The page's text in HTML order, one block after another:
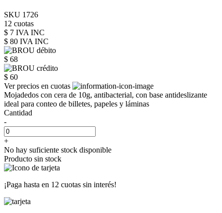
SKU 1726
12 cuotas
$ 7 IVA INC
$ 80 IVA INC
$ 68
$ 60
Ver precios en cuotas
Mojadedos con cera de 10g, antibacterial, con base antideslizante
ideal para conteo de billetes, papeles y láminas
Cantidad
-
+
No hay suficiente stock disponible
Producto sin stock
¡Paga hasta en 12 cuotas sin interés!